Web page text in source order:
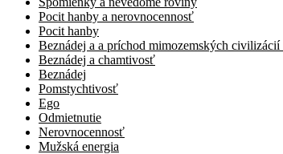
Pocit hanby a nerovnocennosť
Pocit hanby
Beznádej a a príchod mimozemských
Beznádej a chamtivosť
Beznádej
Pomstychtivosť
Ego
Odmietnutie
Nerovnocennosť
Mužská energia